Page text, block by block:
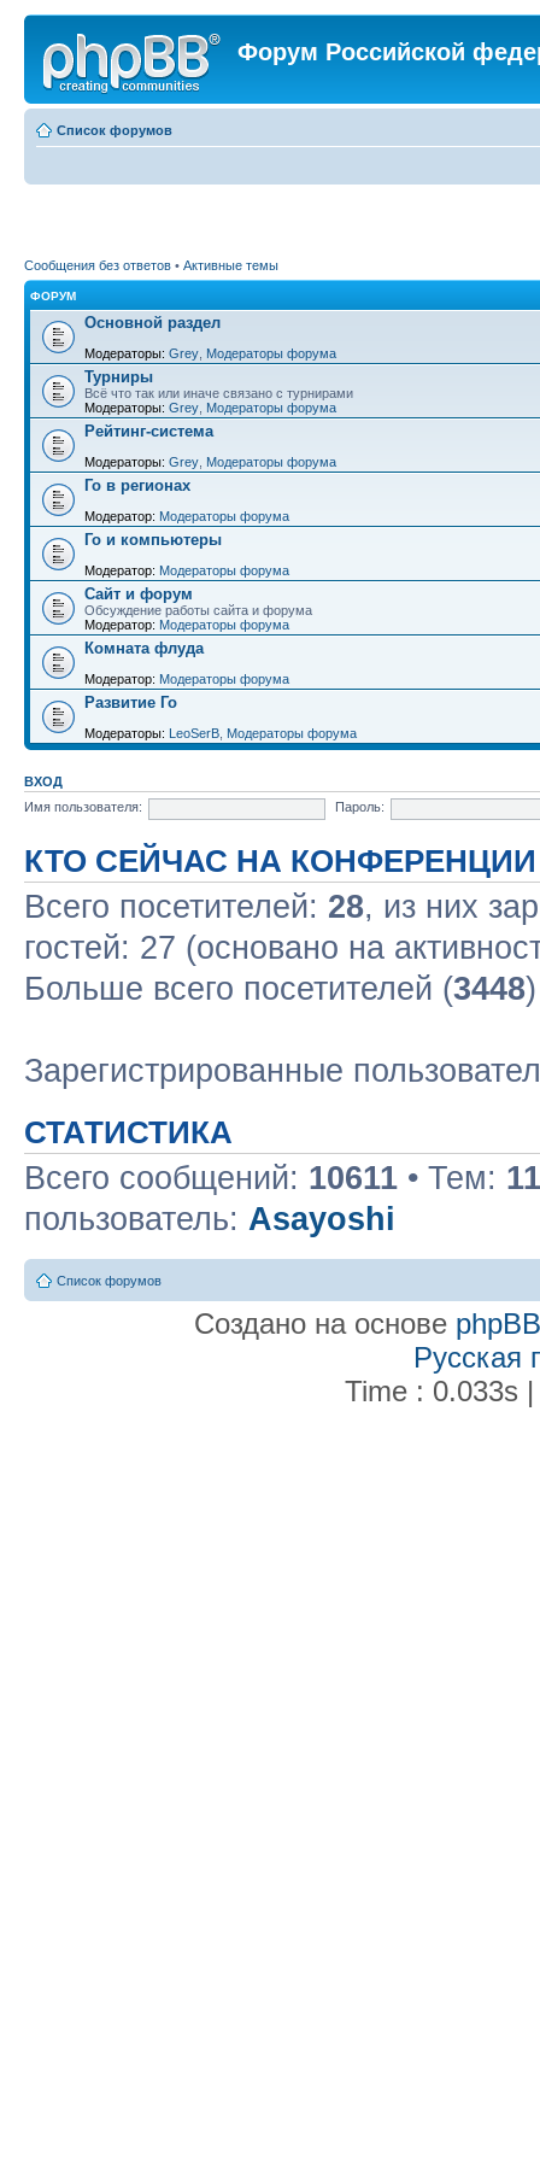
Форум Российской
Список форумов
Сообщения без ответов • Активные темы
ФОРУМ
Основной раздел
Модераторы: Grey Модераторы форума
Турниры
Всё что так или иначе связано с турнирами
Модераторы: Grey Модераторы форума
Рейтинг-система
Модераторы: Grey Модераторы форума
Го в регионах
Модератор: Модераторы форума
Го и компьютеры
Модератор: Модераторы форума
Сайт и форум
Обсуждение работы сайта и форума
Модератор: Модераторы форума
Комната флуда
Модератор: Модераторы форума
Развитие Го
Модераторы: LeoSerB Модераторы форума
ВХОД
Имя пользователя:
Пароль:
КТО СЕЙЧАС НА КОНФЕРЕНЦИИ
Всего посетителей: 28, из них
гостей: 27 (основано на
Больше всего посетителей (3448
Зарегистрированные
СТАТИСТИКА
Всего сообщений: 10611 • Тем:
пользователь: Asayoshi
Список форумов
Создано на основе phpBB
Русская
Time : 0.033s